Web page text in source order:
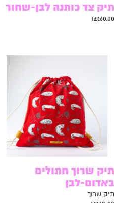
תיק צד כותנה לבן-שחור
₪160.00
תיק שרוך חתולים
באדום-לבן
תיק שרוך